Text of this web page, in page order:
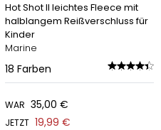
Hot Shot II leichtes Fleece mit
halblangem Reißverschluss für
Kinder
Marine
18 Farben
WAR 35,00 €
JETZT 19,99 €